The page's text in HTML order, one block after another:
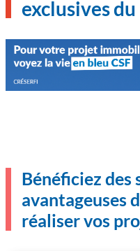
exclusives
Bénéficiez
avantageuses
réaliser vos